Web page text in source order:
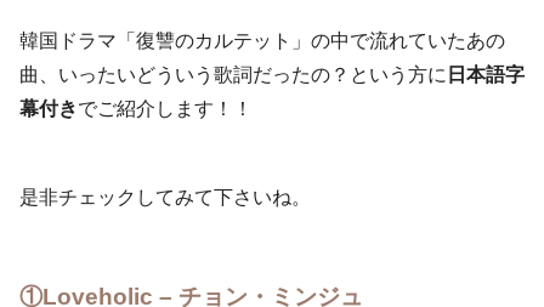
韓国ドラマ「復讐のカルテット」の中で流れていたあの
曲、いったいどういう歌詞だったの？という方に 日本語字
幕付きでご紹介します！！
是非チェックしてみて下さいね。
①Loveholic – チョン・ミンジュ